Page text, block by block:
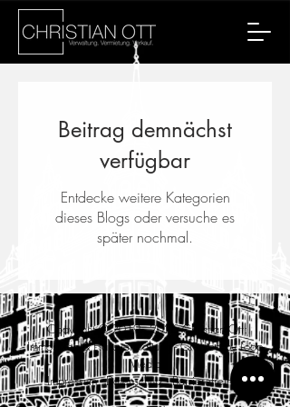
Beitrag demnächst
verfügbar
Entdecke weitere Kategorien
dieses Blogs oder versuche es
später nochmal.
Copyright ©2019 - 2026Christian Ott:
Immobilien & Hausverwaltung -Created by Loop
Media
Impressum-Datenschutz-Barrierefreiheit